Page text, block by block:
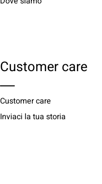
Customer care
Customer care
Inviaci la tua storia